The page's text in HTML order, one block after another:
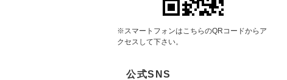
※スマートフォンはこちらのQRコードからア
クセスして下さい。
公式SNS